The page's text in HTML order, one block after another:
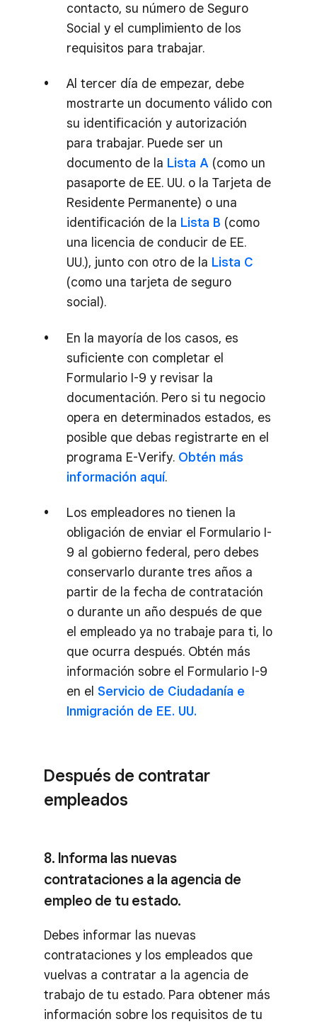
contacto, su número de Seguro
Social y el cumplimiento de los
requisitos para trabajar.
Al tercer día de empezar, debe
mostrarte un documento válido con
su identificación y autorización
para trabajar. Puede ser un
documento de la Lista A(como un
pasaporte de EE. UU. o la Tarjeta de
Residente Permanente) o una
identificación de la Lista B (como
una licencia de conducir de EE.
UU.), junto con otro de la Lista C
(como una tarjeta de seguro
social).
En la mayoría de los casos, es
suficiente con completar el
Formulario I-9 y revisar la
documentación. Pero si tu negocio
opera en determinados estados, es
posible que debas registrarte en el
programa E-Verify. Obtén más
información aquí.
Los empleadores no tienen la
obligación de enviar el Formulario I-
9 al gobierno federal, pero debes
conservarlo durante tres años a
partir de la fecha de contratación
o durante un año después de que
el empleado ya no trabaje para ti, lo
que ocurra después. Obtén más
información sobre el Formulario I-9
en el Servicio de Ciudadanía e
Inmigración de EE. UU.
Después de contratar
empleados
8. Informa las nuevas
contrataciones a la agencia de
empleo de tu estado.
Debes informar las nuevas
contrataciones y los empleados que
vuelvas a contratar a la agencia de
trabajo de tu estado. Para obtener más
información sobre los requisitos de tu